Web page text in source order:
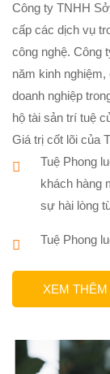
Công ty TNHH
cấp các dịch vụ
công nghệ. Công
năm kinh
doanh nghiệp
hộ tài sản trí tuệ
Giá trị cốt lõi của
Tuệ Phong
khách hàng
sự hài lòng
Tuệ Phong
XEM THÊM